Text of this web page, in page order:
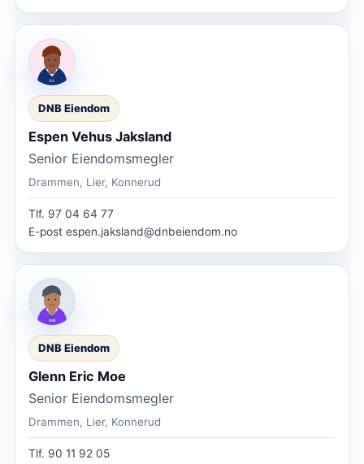
DNB Eiendom
Espen Vehus Jaksland
Senior Eiendomsmegler
Drammen, Lier, Konnerud
Tlf. 97 04 64 77
E-post espen.jaksland@dnbeiendom.no
DNB Eiendom
Glenn Eric Moe
Senior Eiendomsmegler
Drammen, Lier, Konnerud
Tlf. 90 11 92 05